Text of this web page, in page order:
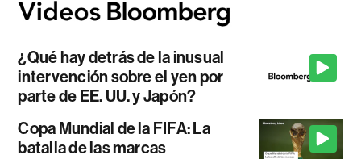
¿Qué hay detrás de la inusual
intervención sobre el yen por
parte de EE. UU. y Japón?
Copa Mundial de la FIFA: La
batalla de las marcas